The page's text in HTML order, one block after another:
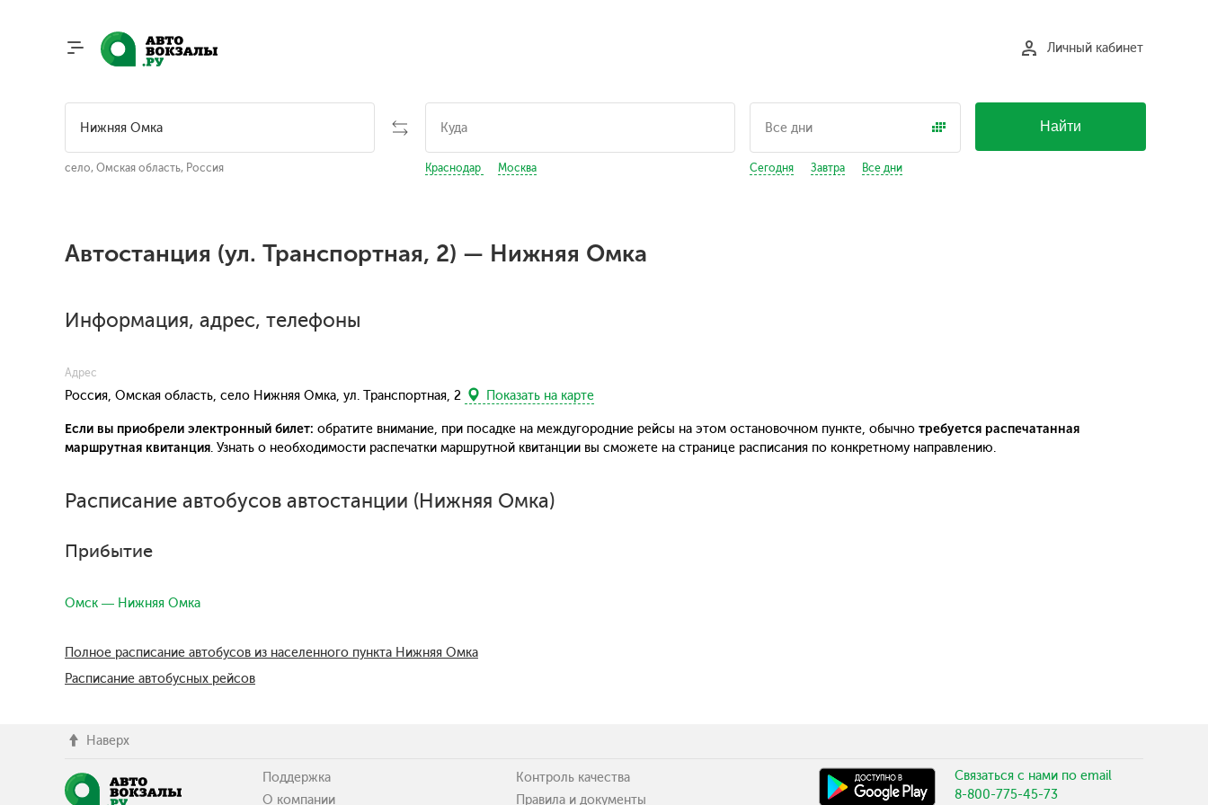
Личный кабинет
село, Омская область, Россия Краснодар Москва Сегодня Завтра Все дни
Найти
Автостанция (ул. Транспортная, 2) — Нижняя Омка
Информация, адрес, телефоны
Адрес
Россия, Омская область, село Нижняя Омка, ул. Транспортная, 2 Показать на карте
Если вы приобрели электронный билет: обратите внимание, при посадке на междугородние рейсы на этом остановочном пункте, обычно требуется распечатанная
маршрутная квитанция. Узнать о необходимости распечатки маршрутной квитанции вы сможете на странице расписания по конкретному направлению.
Расписание автобусов автостанции (Нижняя Омка)
Прибытие
Омск — Нижняя Омка
Полное расписание автобусов из населенного пункта Нижняя Омка
Расписание автобусных рейсов
Наверх
Поддержка
О компании
Контроль качества
Правила и документы
Связаться с нами по email
8-800-775-45-73